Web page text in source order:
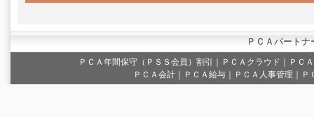
ＰＣＡパート
ＰＣＡ年間保守（ＰＳＳ会員）割引 ＰＣＡクラウド
ＰＣ
ＰＣＡ会計｜ＰＣＡ給与｜ＰＣＡ人事管理｜